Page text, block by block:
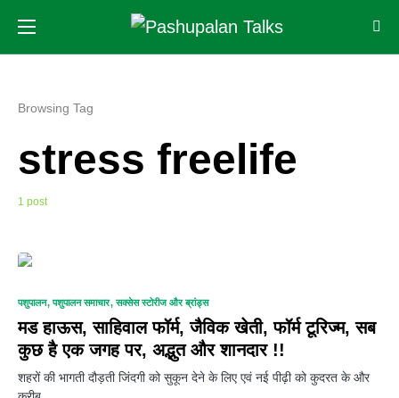
Browsing Tag
stress freelife
1 post
0
पशुपालन पशुपालन समाचार सक्सेस स्टोरीज और ब्रांड्स
मड हाऊस, साहिवाल फॉर्म, जैविक खेती, फॉर्म टूरिज्म, सब
कुछ है एक जगह पर, अद्भुत और शानदार !!
शहरों की भागती दौड़ती जिंदगी को सुकून देने के लिए एवं नई पीढ़ी को कुदरत के और